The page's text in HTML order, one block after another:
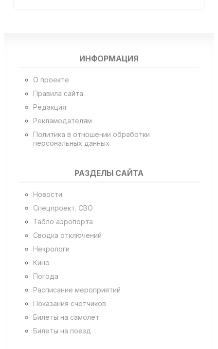
ИНФОРМАЦИЯ
О проекте
Правила сайта
Редакция
Рекламодателям
Политика в отношении обработки
персональных данных
РАЗДЕЛЫ САЙТА
Новости
Спецпроект. СВО
Табло аэропорта
Сводка отключений
Некрологи
Кино
Погода
Расписание мероприятий
Показания счетчиков
Билеты на самолет
Билеты на поезд